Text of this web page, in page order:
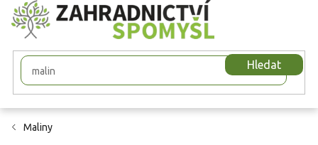
Přejít
na
obsah
Hledat
Maliny